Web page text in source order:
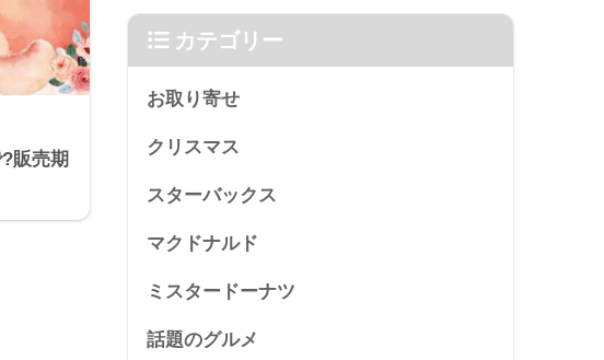
販売期
カテゴリー
お取り寄せ
クリスマス
スターバックス
マクドナルド
ミスタードーナツ
話題のグルメ